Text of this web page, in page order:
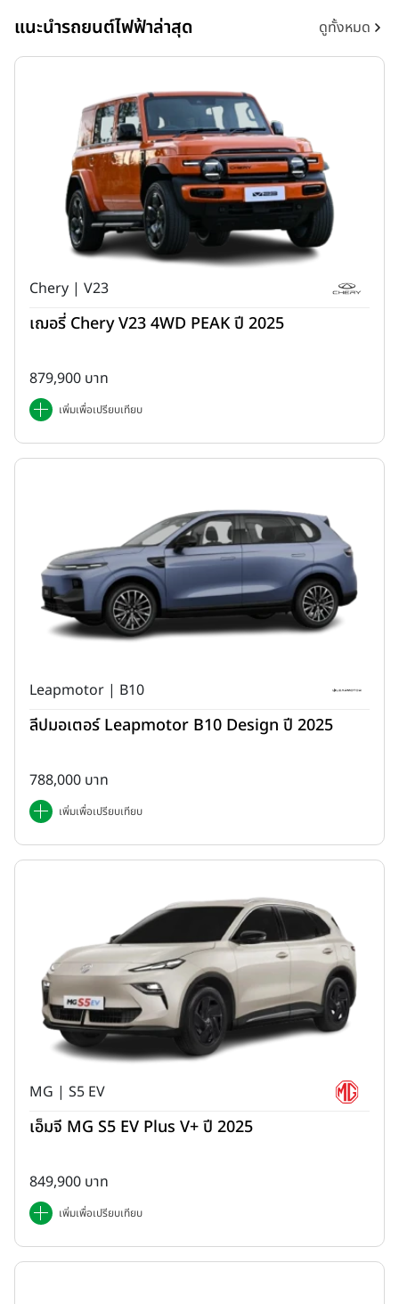
แนะนำรถยนต์ไฟฟ้าล่าสุด ดูทั้งหมด
Chery | V23
เฌอรี่ Chery V23 4WD PEAK ปี 2025
879,900 บาท
เพิ่มเพื่อเปรียบเทียบ
Leapmotor | B10
ลีปมอเตอร์ Leapmotor B10 Design ปี 2025
788,000 บาท
เพิ่มเพื่อเปรียบเทียบ
MG | S5 EV
เอ็มจี MG S5 EV Plus V+ ปี 2025
849,900 บาท
เพิ่มเพื่อเปรียบเทียบ